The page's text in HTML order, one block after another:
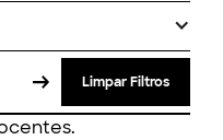
Limpar Filtros